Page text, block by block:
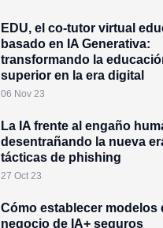
EDU, el co-tutor virtual
basado en IA Generativa:
transformando la
superior en la era digital
06 Nov 23
La IA frente al engaño
desentrañando la nueva
tácticas de phishing
27 Oct 23
Cómo establecer modelos
negocio de IA+ seguros